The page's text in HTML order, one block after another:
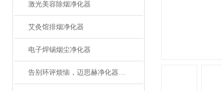
激光美容除烟净化器
艾灸馆排烟净化器
电子焊锡烟尘净化器
告别环评烦恼，迈思赫净化器助您轻松达标